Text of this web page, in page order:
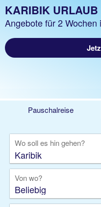
KARIBIK URLAUB
Angebote für 2 Wochen
Pauschalreise
Rundreise
Kreuzfahrt
Gruppenreise
Wo soll es hin gehen?
Von wo?
Beliebig